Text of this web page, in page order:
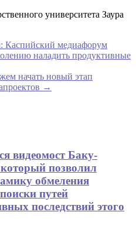
университета Заура
Каспийский медиафорум
наладить продуктивные
начать новый этап
→
видеомост Баку-
позволил
обмеления
путей
последствий этого